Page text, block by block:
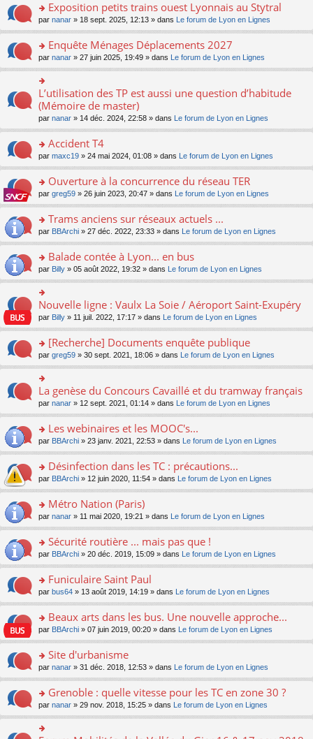
ult
er
le
m
e
s
g
e
n
o
lu
le
pl
u
s
e
nt
o
n
ult
er
le
m
s
a
e
n
o
lu
le
pl
u
s
e
nt
Exposition petits trains ouest Lyonnais au Stytral
par nanar » 18 sept. 2025, 12:13 » dans Le forum de Lyon en Lignes
o
n
s
ult
er
le
m
e
s
a
e
n
o
lu
le
pl
u
s
c
nt
Enquête Ménages Déplacements 2027
par nanar » 27 juin 2025, 19:49 » dans Le forum de Lyon en Lignes
n
s
ult
er
le
m
e
s
a
g
e
n
lu
le
pl
u
s
c
e
nt
L’utilisation des TP est aussi une question d’habitude
(Mémoire de master)
par nanar » 14 déc. 2024, 22:58 » dans Le forum de Lyon en Lignes
o
n
ult
er
le
m
e
a
g
e
n
o
lu
pl
u
s
ré
c
e
nt
Accident T4
par maxc19 » 24 mai 2024, 01:08 » dans Le forum de Lyon en Lignes
o
n
ult
er
le
m
e
s
g
e
n
o
lu
pl
u
s
ré
e
nt
Ouverture à la concurrence du réseau TER
par greg59 » 26 juin 2023, 20:47 » dans Le forum de Lyon en Lignes
o
n
ult
er
le
m
e
s
g
e
n
o
n
le
u
s
ré
e
nt
Trams anciens sur réseaux actuels ...
par BBArchi » 27 déc. 2022, 23:33 » dans Le forum de Lyon en Lignes
o
n
s
ult
er
le
m
e
s
a
e
n
o
n
le
u
s
ré
e
nt
Balade contée à Lyon... en bus
par Billy » 05 août 2022, 19:32 » dans Le forum de Lyon en Lignes
o
n
er
le
m
e
s
a
g
e
n
o
lu
le
pl
u
s
e
nt
Nouvelle ligne : Vaulx La Soie / Aéroport Saint-Exupéry
par Billy » 11 juil. 2022, 17:17 » dans Le forum de Lyon en Lignes
o
n
s
ult
er
le
m
e
s
g
e
n
o
lu
pl
u
s
c
e
nt
[Recherche] Documents enquête publique
par greg59 » 30 sept. 2021, 18:06 » dans Le forum de Lyon en Lignes
n
er
le
m
e
s
a
g
e
n
n
lu
le
pl
u
c
e
nt
La genèse du Concours Cavaillé et du tramway français
par nanar » 12 sept. 2021, 01:14 » dans Le forum de Lyon en Lignes
o
n
ult
er
le
m
e
a
g
e
n
n
le
pl
u
ré
c
e
nt
Les webinaires et les MOOC's...
par BBArchi » 23 janv. 2021, 22:53 » dans Le forum de Lyon en Lignes
o
n
ult
er
le
m
e
a
g
e
n
n
le
pl
u
ré
c
e
nt
Désinfection dans les TC : précautions...
par BBArchi » 12 juin 2020, 11:54 » dans Le forum de Lyon en Lignes
o
n
ult
er
le
m
e
a
g
e
n
n
le
pl
u
s
ré
Métro Nation (Paris)
par nanar » 11 mai 2020, 19:21 » dans Le forum de Lyon en Lignes
o
n
ult
er
le
m
e
a
g
e
n
n
le
Sécurité routière ... mais pas que !
par BBArchi » 20 déc. 2019, 15:09 » dans Le forum de Lyon en Lignes
o
n
ult
er
le
m
e
a
g
e
n
Funiculaire Saint Paul
par bus64 » 13 août 2019, 14:19 » dans Le forum de Lyon en Lignes
o
n
ult
er
le
m
e
s
Beaux arts dans les bus. Une nouvelle approche...
par BBArchi » 07 juin 2019, 00:20 » dans Le forum de Lyon en Lignes
o
n
ult
er
le
m
Site d'urbanisme
par nanar » 31 déc. 2018, 12:53 » dans Le forum de Lyon en Lignes
o
n
s
ult
Grenoble : quelle vitesse pour les TC en zone 30 ?
par nanar » 29 nov. 2018, 15:25 » dans Le forum de Lyon en Lignes